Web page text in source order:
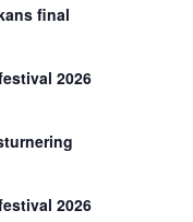
final
2026
2026